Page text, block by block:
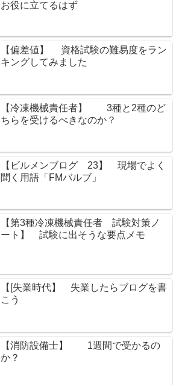
お役に立てるはず
【偏差値】 資格試験の難易度をラン
キングしてみました
【冷凍機械責任者】 3種と2種のど
ちらを受けるべきなのか？
【ビルメンブログ 23】 現場でよく
聞く用語「FMバルブ」
【第3種冷凍機械責任者 試験対策ノ
ート】 試験に出そうな要点メモ
【[失業時代】 失業したらブログを書
こう
【消防設備士】 1週間で受かるの
か？